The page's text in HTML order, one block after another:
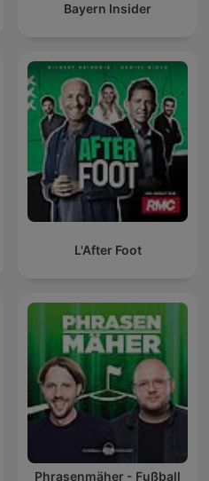
Bayern Insider
L'After Foot
Phrasenmäher - Fußball